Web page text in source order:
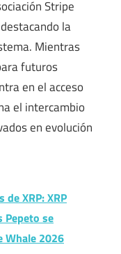
Stripe
la
Mientras
futuros
en el acceso
el intercambio
en evolución
XRP: XRP
Pepeto se
Whale 2026